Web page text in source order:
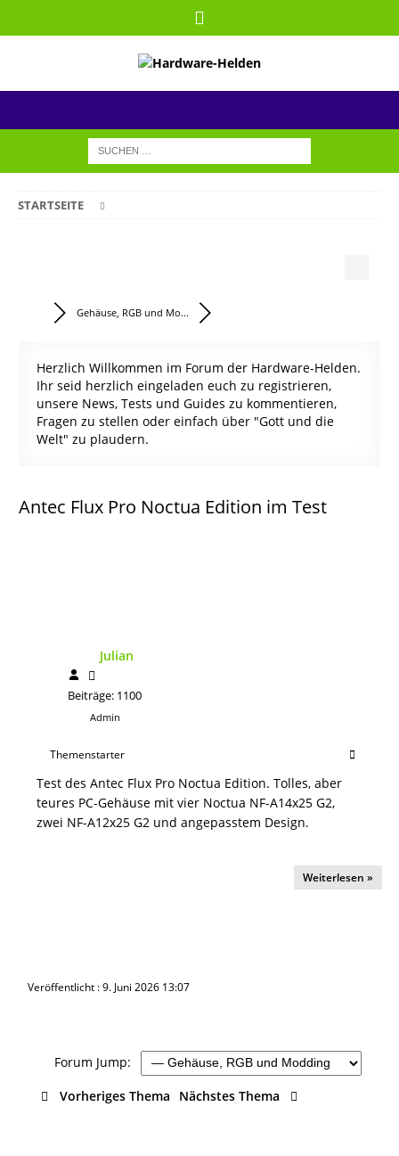
STARTSEITE
Gehäuse, RGB und Mo...
Herzlich Willkommen im Forum der Hardware-Helden.
Ihr seid herzlich eingeladen euch zu registrieren,
unsere News, Tests und Guides zu kommentieren,
Fragen zu stellen oder einfach über "Gott und die
Welt" zu plaudern.
Antec Flux Pro Noctua Edition im Test
Julian
Beiträge: 1100
Admin
Themenstarter
Test des Antec Flux Pro Noctua Edition. Tolles, aber
teures PC-Gehäuse mit vier Noctua NF-A14x25 G2,
zwei NF-A12x25 G2 und angepasstem Design.
Weiterlesen »
Veröffentlicht : 9. Juni 2026 13:07
Forum Jump:
Vorheriges Thema
Nächstes Thema